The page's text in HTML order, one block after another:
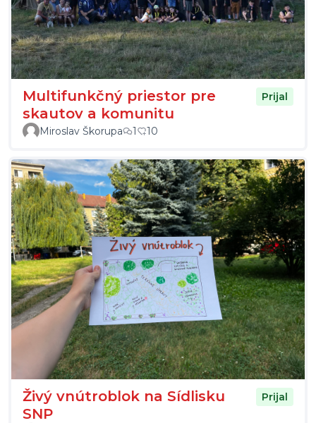
Multifunkčný priestor pre
skautov a komunitu
Prijal
Miroslav Škorupa 1 10
Živý vnútroblok na Sídlisku
SNP
Prijal